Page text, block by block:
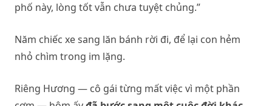
phố này, lòng tốt vẫn chưa tuyệt chủng.”
Năm chiếc xe sang lăn bánh rời đi, để lại con hẻm
nhỏ chìm trong im lặng.
Riêng Hương — cô gái từng mất việc vì một phần